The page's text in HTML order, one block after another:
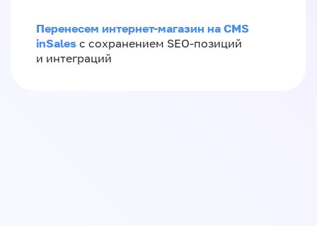
Перенесем интернет-магазин на CMS
inSales с сохранением SEO-позиций
и интеграций